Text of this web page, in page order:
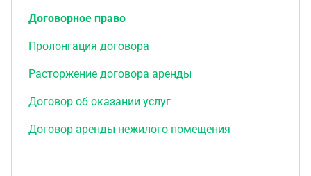
Договорное право
Пролонгация договора
Расторжение договора аренды
Договор об оказании услуг
Договор аренды нежилого помещения